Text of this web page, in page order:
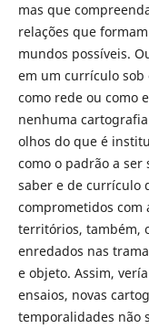
mas que
relações que
mundos possíveis.
em um currículo sob
como rede ou como
nenhuma
olhos do que é
como o padrão a
saber e de currículo
comprometidos com
territórios, também,
enredados nas
e objeto. Assim,
ensaios, novas
temporalidades não